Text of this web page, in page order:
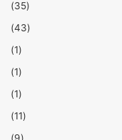
(35)
(43)
(1)
(1)
(1)
(11)
(9)